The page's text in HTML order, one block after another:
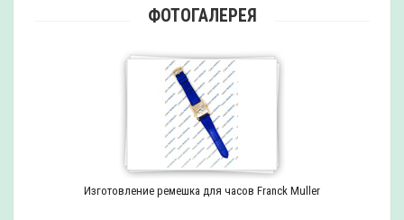
ФОТОГАЛЕРЕЯ
Изготовление ремешка для часов Franck Muller